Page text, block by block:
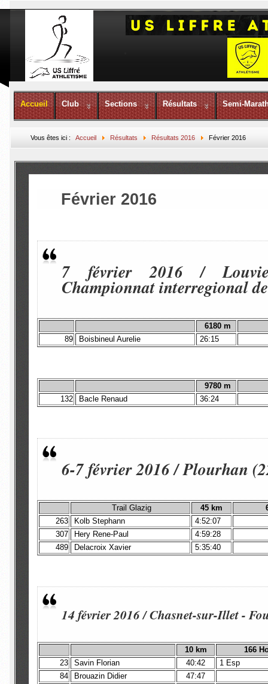
Accueil Club Sections Résultats Semi-
Vous êtes ici :Accueil Résultats Résultats 2016 Février 2016
Février 2016
7 février 2016 /
Championnat interregional
6180 m
89
Boisbineul Aurelie 26:15
9780 m
132
Bacle Renaud 36:24
6-7 février 2016 / Plourhan
Trail Glazig 45 km
263
Kolb Stephann
4:52:07
307
Hery Rene-Paul
4:59:28
489
Delacroix Xavier 5:35:40
14 février 2016 / Chasnet-sur-Illet -
10 km
166
23
Savin Florian 40:42
1 Esp
84
Brouazin Didier
47:47